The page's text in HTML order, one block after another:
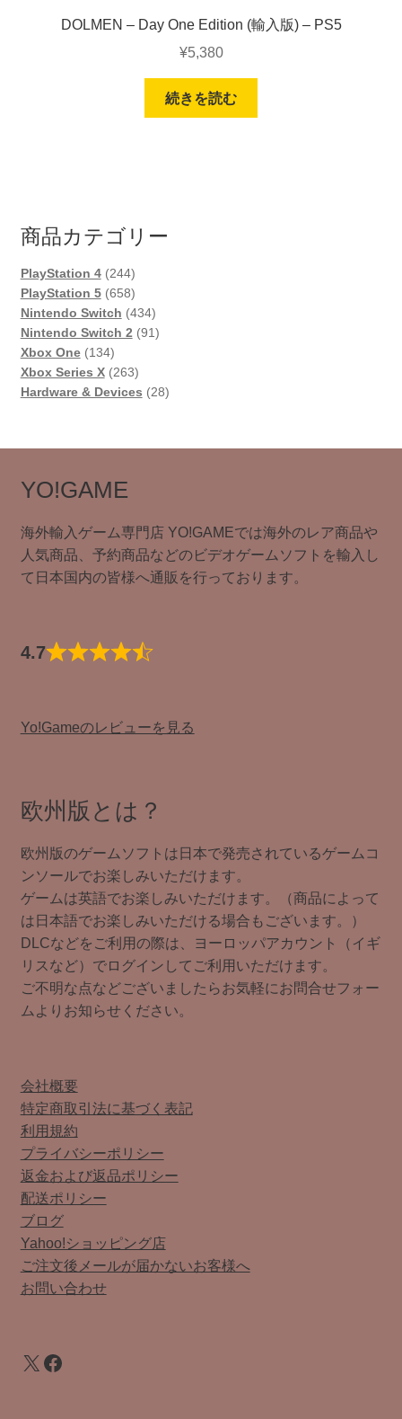
DOLMEN – Day One Edition (輸入版) – PS5
¥5,380
続きを読む
商品カテゴリー
PlayStation 4 244244
個
の
商
PlayStation 5 658658
個
の
品
Nintendo Switch 434434
個
品
Nintendo Switch 2 9191
商
Xbox One 134134
個
の
Xbox Series X 263263
個
品
Hardware & Devices 2828
商
YO!GAME
海外輸入ゲーム専門店 YO!GAMEでは海外のレア商品や
人気商品、予約商品などのビデオゲームソフトを輸入し
て日本国内の皆様へ通販を行っております。
4.7
Yo!Gameのレビューを見る
欧州版とは？
欧州版のゲームソフトは日本で発売されているゲームコ
ンソールでお楽しみいただけます。
ゲームは英語でお楽しみいただけます。（商品によって
は日本語でお楽しみいただける場合もございます。）
DLCなどをご利用の際は、ヨーロッパアカウント（イギ
リスなど）でログインしてご利用いただけます。
ご不明な点などございましたらお気軽にお問合せフォー
ムよりお知らせください。
会社概要
特定商取引法に基づく表記
利用規約
プライバシーポリシー
返金および返品ポリシー
配送ポリシー
ブログ
Yahoo!ショッピング店
ご注文後メールが届かないお客様へ
お問い合わせ
X Facebook